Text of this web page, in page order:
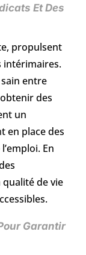
Et Des
propulsent
intérimaires.
entre
des
un
en place des
En
de vie
Garantir